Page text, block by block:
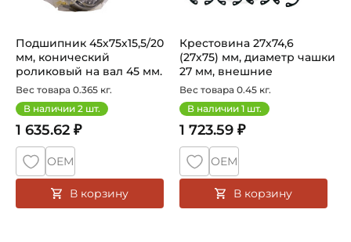
Подшипник 45х75х15,5/20
мм, конический
роликовый на вал 45 мм.
Артикул ...
Вес товара 0.365 кг.
В наличии 2 шт.
1 635.62 ₽
ОЕМ
В корзину
Крестовина 27х74,6
(27х75) мм, диаметр чашки
27 мм, внешние
стопорные к...
Вес товара 0.45 кг.
В наличии 1 шт.
1 723.59 ₽
ОЕМ
В корзину